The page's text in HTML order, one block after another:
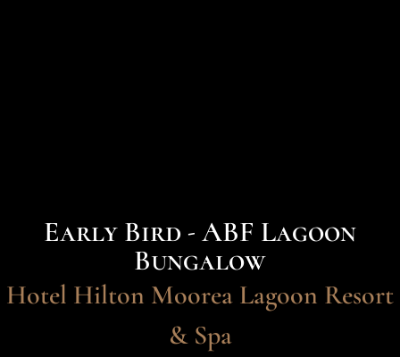
Early Bird - ABF Lagoon
Bungalow
Hotel Hilton Moorea Lagoon Resort
& Spa